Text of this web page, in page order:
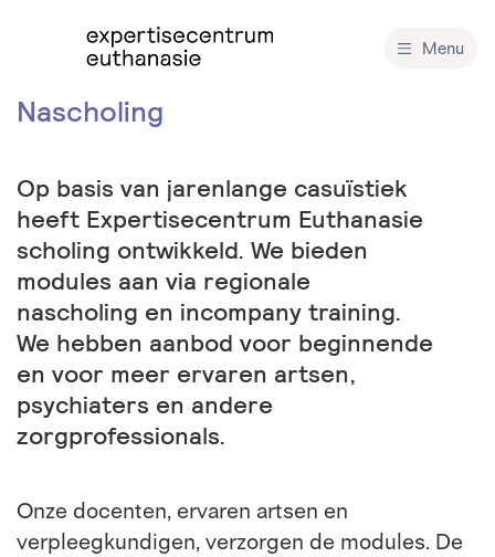
Menu
Nascholing
Op basis van jarenlange casuïstiek
heeft Expertisecentrum Euthanasie
scholing ontwikkeld. We bieden
modules aan via regionale
nascholing en incompany training.
We hebben aanbod voor beginnende
en voor meer ervaren artsen,
psychiaters en andere
zorgprofessionals.
Onze docenten, ervaren artsen en
verpleegkundigen, verzorgen de modules. De